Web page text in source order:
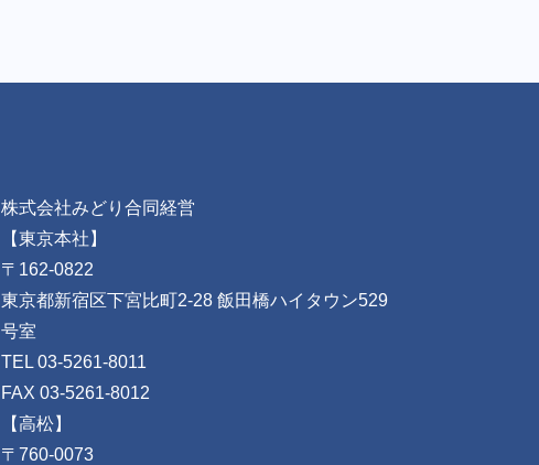
株式会社みどり合同経営
【東京本社】
〒162-0822
東京都新宿区下宮比町2-28 飯田橋ハイタウン529
号室
TEL 03-5261-8011
FAX 03-5261-8012
【高松】
〒760-0073